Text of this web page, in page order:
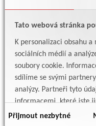
Tato webová stránka
K personalizaci obsahu
sociálních médií a
soubory cookie.
sdílíme se svými
analýzy. Partneři tyto
informacemi, které jste
důsledku toho, že
Přijmout nezbytné